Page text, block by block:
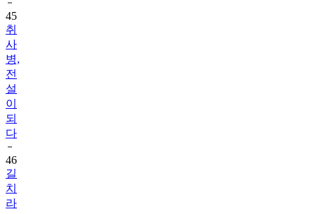
취
사
병,
전
설
이
되
다
46
길
치
라
도
괜